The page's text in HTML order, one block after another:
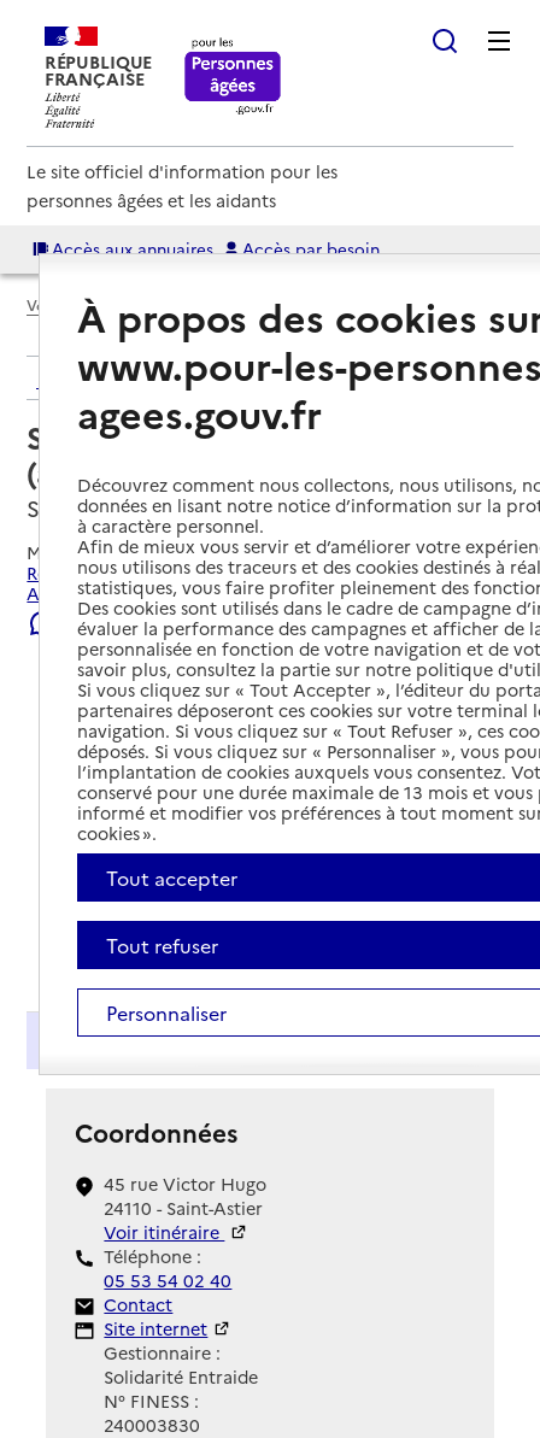
RÉPUBLIQUE
FRANÇAISE
Le site officiel d'information pour les
personnes âgées et les aidants
Accès aux annuaires Accès par besoin
Voir le fil d’Ariane
Retour aux résultats de l'annuaire
Service autonomie à domicile
(aide) – Solidarité AASE
Saint-Astier, DORDOGNE
Mis à jour le22/07/2026
Rechercher les établissements et services autour de Saint-
Astier.
Signaler une erreur
Présentation
Coordonnées
45 rue Victor Hugo
24110 - Saint-Astier
Voir itinéraire
Téléphone :
05 53 54 02 40
Contact
Contact
Site Internet
Site internet
Gestionnaire :
Solidarité Entraide
N° FINESS :
240003830
À propos des cookies
www.pour-les-
agees.gouv.fr
Découvrez comment nous collectons, nous utilisons,
données en lisant notre notice d’information sur la
à caractère personnel.
Afin de mieux vous servir et d’améliorer votre
nous utilisons des traceurs et des cookies destinés à
statistiques, vous faire profiter pleinement des
Des cookies sont utilisés dans le cadre de campagne
évaluer la performance des campagnes et afficher de
personnalisée en fonction de votre navigation et de
savoir plus, consultez la partie sur notre politique
Si vous cliquez sur « Tout Accepter », l’éditeur du
partenaires déposeront ces cookies sur votre terminal
navigation. Si vous cliquez sur « Tout Refuser », ces
déposés. Si vous cliquez sur « Personnaliser », vous
l’implantation de cookies auxquels vous consentez.
conservé pour une durée maximale de 13 mois et
informé et modifier vos préférences à tout moment
cookies ».
Tout accepter
Tout refuser
Personnaliser